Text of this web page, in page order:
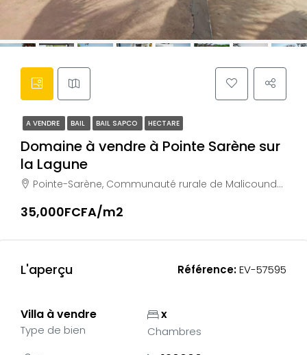
A VENDRE BAIL BAIL SAPCO HECTARE
Domaine à vendre à Pointe Sarène sur
la Lagune
Pointe-Sarène, Communauté rurale de Malicounda, Arrondissement de Sindia, Département de M'bour, Région de Thiès, Sénégal
35,000FCFA/m2
L'aperçu Référence:EV-57595
Villa à vendre
Type de bien
x
Chambres